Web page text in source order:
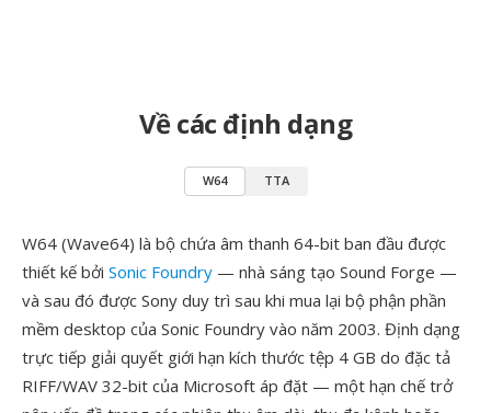
Về các định dạng
W64 TTA
W64 (Wave64) là bộ chứa âm thanh 64-bit ban đầu được
thiết kế bởi Sonic Foundry — nhà sáng tạo Sound Forge —
và sau đó được Sony duy trì sau khi mua lại bộ phận phần
mềm desktop của Sonic Foundry vào năm 2003. Định dạng
trực tiếp giải quyết giới hạn kích thước tệp 4 GB do đặc tả
RIFF/WAV 32-bit của Microsoft áp đặt — một hạn chế trở